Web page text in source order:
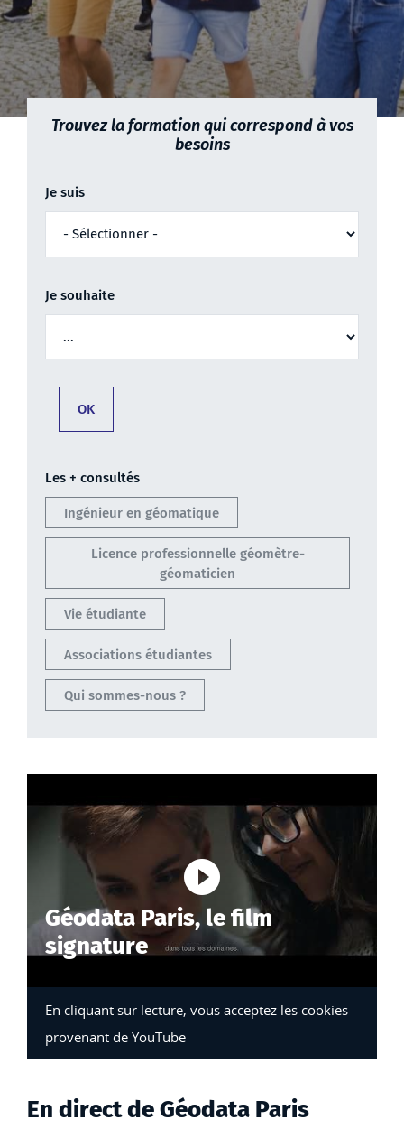
Trouvez la formation qui correspond à vos
besoins
Je suis
Je souhaite
Les + consultés
Ingénieur en géomatique
Licence professionnelle géomètre-
géomaticien
Vie étudiante
Associations étudiantes
Qui sommes-nous ?
Géodata Paris, le film
signature
Lancer la
En cliquant sur lecture, vous acceptez les cookies
provenant de YouTube
En direct de Géodata Paris